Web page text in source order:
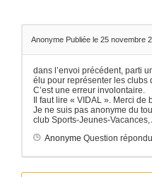
Anonyme Publiée le 25 novembre
dans l’envoi précédent, parti
élu pour représenter les clubs
C’est une erreur involontaire.
Il faut lire « VIDAL ». Merci
Je ne suis pas anonyme du
club Sports-Jeunes-Vacances,
Anonyme Question